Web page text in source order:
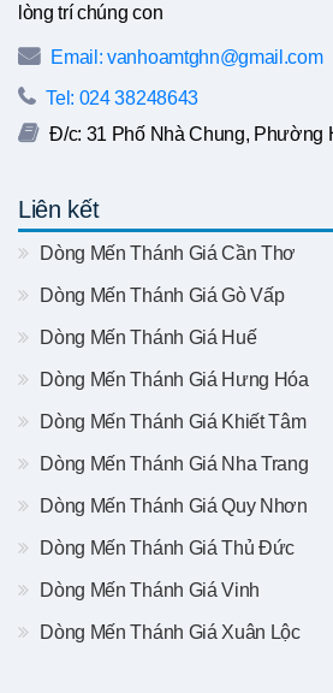
lòng trí chúng con
Email: vanhoamtghn@gmail.com
Tel: 024 38248643
Đ/c: 31 Phố Nhà Chung, Phường
Liên kết
Dòng Mến Thánh Giá Cần Thơ
Dòng Mến Thánh Giá Gò Vấp
Dòng Mến Thánh Giá Huế
Dòng Mến Thánh Giá Hưng Hóa
Dòng Mến Thánh Giá Khiết Tâm
Dòng Mến Thánh Giá Nha Trang
Dòng Mến Thánh Giá Quy Nhơn
Dòng Mến Thánh Giá Thủ Đức
Dòng Mến Thánh Giá Vinh
Dòng Mến Thánh Giá Xuân Lộc